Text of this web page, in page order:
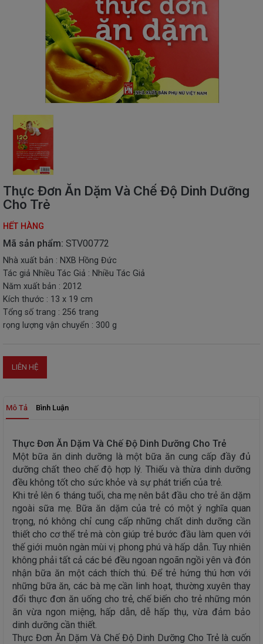
SÁCH
SÁCH
TIẾNG
SÁCH
NGOẠI
NGỮ
VPP
-
ĐỒ
DÙNG
SINH
TẶNG
ĐỒ
CHƠI
THIẾT
BỊ
-
STEM
Thực Đơn Ăn Dặm Và Chế Độ Dinh Dưỡng
Cho Trẻ
HẾT HÀNG
Mã sản phẩm: STV00772
Nhà xuất bản : NXB Hồng Đức
Tác giả Nhiều Tác Giả : Nhiều Tác Giả
Năm xuất bản : 2012
Kích thước : 13 x 19 cm
Tổng số trang : 256 trang
rọng lượng vận chuyển : 300 g
LIÊN HỆ
Mô Tả Bình Luận
Thực Đơn Ăn Dặm Và Chế Độ Dinh Dưỡng Cho Trẻ
Một bữa ăn dinh dưỡng là một bữa ăn cung cấp đầy đủ
dưỡng chất theo chế độ hợp lý. Thiếu và thừa dinh dưỡng
đều không tốt cho sức khỏe và sự phát triển của trẻ.
Khi trẻ lên 6 tháng tuổi, cha mẹ nên bắt đầu cho trẻ ăn dặm
ngoài sữa mẹ. Bữa ăn dặm của trẻ có một ý nghĩa quan
trọng, nó không chỉ cung cấp những chất dinh dưỡng cần
thiết cho cơ thể trẻ mà còn giúp trẻ bước đầu làm quen với
thế giới muôn ngàn mùi vị phong phú và hấp dẫn. Tuy nhiên
không phải tất cả các bé đều ngoan ngoãn ngồi yên và đón
nhận bữa ăn một cách thích thú. Để trẻ hứng thú hơn với
những bữa ăn, các bà mẹ cần linh hoạt, thường xuyên thay
đổi thực đơn ăn uống cho trẻ, chế biến cho trẻ những món
ăn vừa ngon miệng, hấp dẫn, dễ hấp thụ, vừa đảm bảo
dinh dưỡng cần thiết.
Thực Đơn Ăn Dặm Và Chế Độ Dinh Dưỡng Cho Trẻ là cuốn